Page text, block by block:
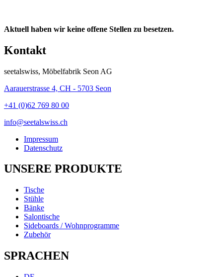
Aktuell haben wir keine offene Stellen zu besetzen.
Kontakt
seetalswiss, Möbelfabrik Seon AG
Aarauerstrasse 4, CH - 5703 Seon
+41 (0)62 769 80 00
info@seetalswiss.ch
Impressum
Datenschutz
UNSERE PRODUKTE
Tische
Stühle
Bänke
Salontische
Sideboards / Wohnprogramme
Zubehör
SPRACHEN